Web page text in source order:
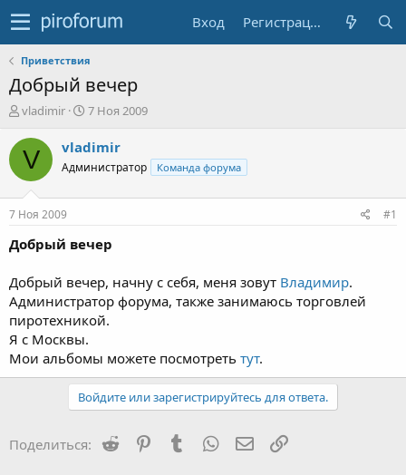
Вход Регистрация
Приветствия
Добрый вечер
А
т
о
р
е
м
ы
vladimir
Д
т
н
л
7 Ноя 2009
V vladimir
Администратор Команда форума
7 Ноя 2009 #1
Добрый вечер
Добрый вечер, начну с себя, меня зовут Владимир.
Администратор форума, также занимаюсь торговлей
пиротехникой.
Я с Москвы.
Мои альбомы можете посмотреть тут.
Войдите или зарегистрируйтесь для ответа.
Поделиться: Reddit PinterestTumblrWhatsAppЭлектронная почта
Ссылка